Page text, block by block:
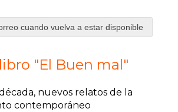
cuando vuelva a estar disponible
"El Buen mal"
nuevos relatos de la
contemporáneo